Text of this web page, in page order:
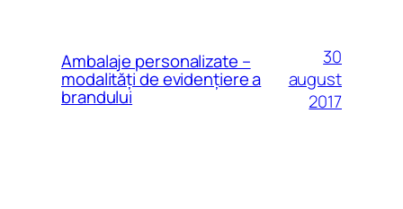
Ambalaje personalizate –
modalităţi de evidenţiere a
brandului
30
august
2017